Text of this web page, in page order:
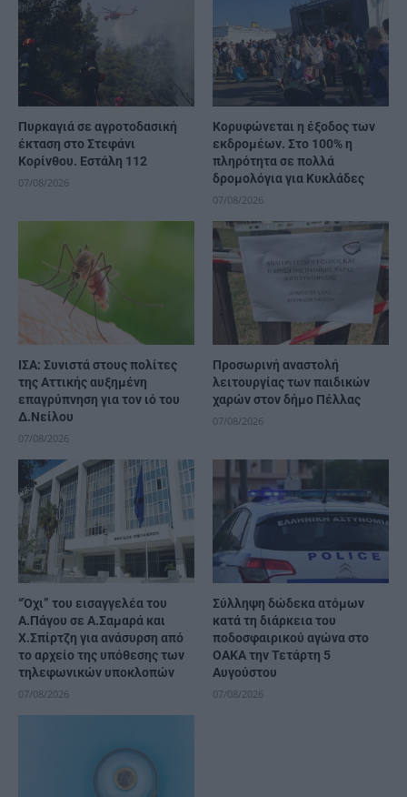
Πυρκαγιά σε αγροτοδασική
έκταση στο Στεφάνι
Κορίνθου. Εστάλη 112
07/08/2026
Κορυφώνεται η έξοδος των
εκδρομέων. Στο 100% η
πληρότητα σε πολλά
δρομολόγια για Κυκλάδες
07/08/2026
ΙΣΑ: Συνιστά στους πολίτες
της Αττικής αυξημένη
επαγρύπνηση για τον ιό του
Δ.Νείλου
07/08/2026
Προσωρινή αναστολή
λειτουργίας των παιδικών
χαρών στον δήμο Πέλλας
07/08/2026
“Όχι” του εισαγγελέα του
Α.Πάγου σε Α.Σαμαρά και
Χ.Σπίρτζη για ανάσυρση από
το αρχείο της υπόθεσης των
τηλεφωνικών υποκλοπών
07/08/2026
Σύλληψη δώδεκα ατόμων
κατά τη διάρκεια του
ποδοσφαιρικού αγώνα στο
ΟΑΚΑ την Τετάρτη 5
Αυγούστου
07/08/2026